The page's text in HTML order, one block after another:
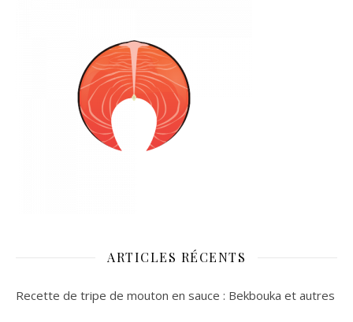
ARTICLES RÉCENTS
Recette de tripe de mouton en sauce : Bekbouka et autres